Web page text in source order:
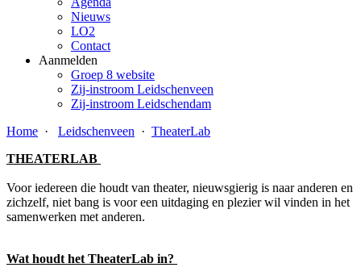
Nieuws
LO2
Contact
Aanmelden
Groep 8 website
Zij-instroom Leidschenveen
Zij-instroom Leidschendam
Home · Leidschenveen · TheaterLab
THEATERLAB
Voor iedereen die houdt van theater, nieuwsgierig is naar anderen en
zichzelf, niet bang is voor een uitdaging en plezier wil vinden in het
samenwerken met anderen.
Wat houdt het TheaterLab in?